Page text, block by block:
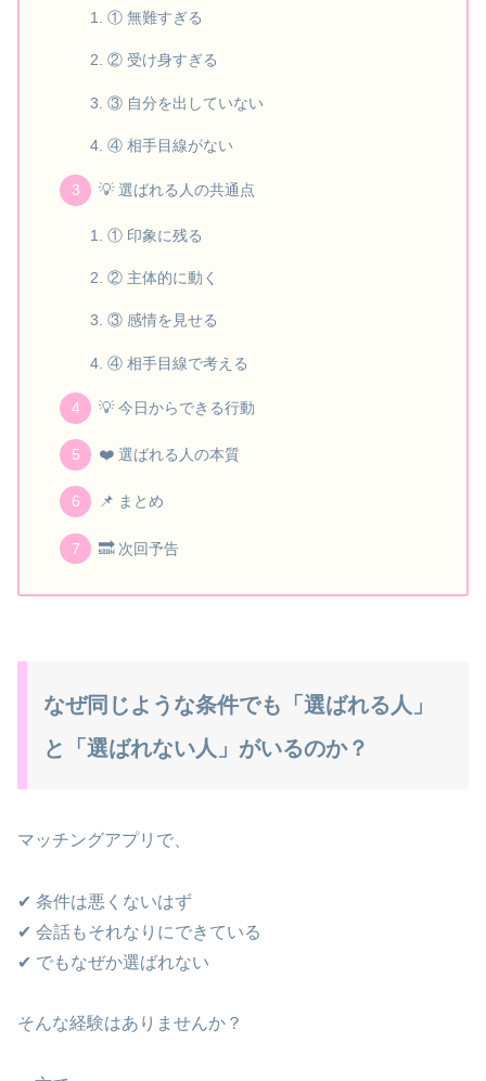
① 無難すぎる
② 受け身すぎる
③ 自分を出していない
④ 相手目線がない
💡 選ばれる人の共通点
① 印象に残る
② 主体的に動く
③ 感情を見せる
④ 相手目線で考える
💡 今日からできる行動
❤️ 選ばれる人の本質
📌 まとめ
🔜 次回予告
なぜ同じような条件でも「選ばれる人」
と「選ばれない人」がいるのか？
マッチングアプリで、
✔ 条件は悪くないはず
✔ 会話もそれなりにできている
✔ でもなぜか選ばれない
そんな経験はありませんか？